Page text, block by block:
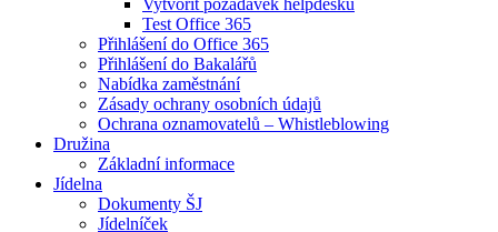
Vytvořit požadavek helpdesku
Test Office 365
Přihlášení do Office 365
Přihlášení do Bakalářů
Nabídka zaměstnání
Zásady ochrany osobních údajů
Ochrana oznamovatelů – Whistleblowing
Družina
Základní informace
Jídelna
Dokumenty ŠJ
Jídelníček